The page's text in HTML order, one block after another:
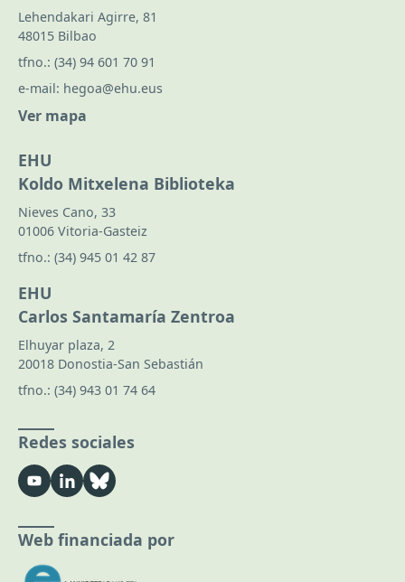
Lehendakari Agirre, 81
48015 Bilbao
tfno.: (34) 94 601 70 91
e-mail: hegoa@ehu.eus
Ver mapa
EHU
Koldo Mitxelena Biblioteka
Nieves Cano, 33
01006 Vitoria-Gasteiz
tfno.: (34) 945 01 42 87
EHU
Carlos Santamaría Zentroa
Elhuyar plaza, 2
20018 Donostia-San Sebastián
tfno.: (34) 943 01 74 64
Redes sociales
Web financiada por